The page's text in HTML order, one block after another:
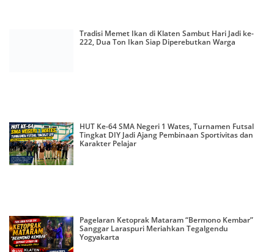
Tradisi Memet Ikan di Klaten Sambut Hari Jadi ke-
222, Dua Ton Ikan Siap Diperebutkan Warga
HUT Ke-64 SMA Negeri 1 Wates, Turnamen Futsal
Tingkat DIY Jadi Ajang Pembinaan Sportivitas dan
Karakter Pelajar
Pagelaran Ketoprak Mataram “Bermono Kembar”
Sanggar Laraspuri Meriahkan Tegalgendu
Yogyakarta